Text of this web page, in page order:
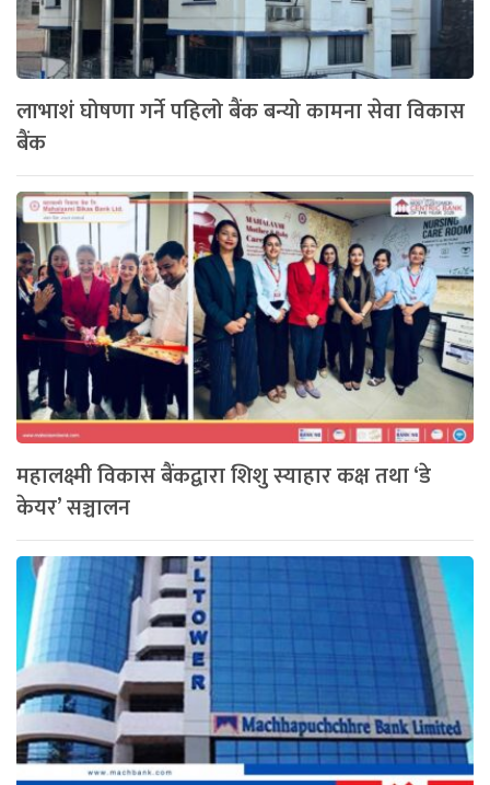
लाभाशं घोषणा गर्ने पहिलो बैंक बन्यो कामना सेवा विकास
बैंक
महालक्ष्मी विकास बैंकद्वारा शिशु स्याहार कक्ष तथा ‘डे
केयर’ सञ्चालन